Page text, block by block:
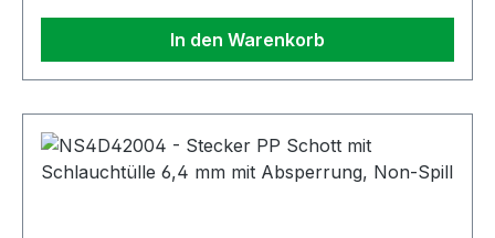
In den Warenkorb